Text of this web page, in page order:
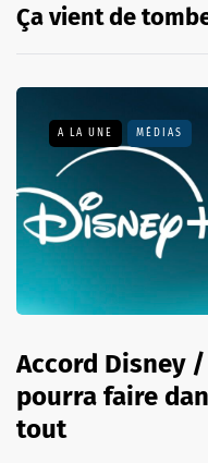
Ça vient de
A LA UNE MÉDIAS
Accord Disney
pourra faire
tout